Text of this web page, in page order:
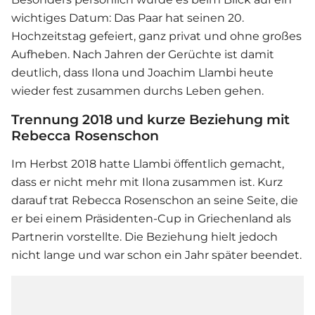
wichtiges Datum: Das Paar hat seinen 20.
Hochzeitstag gefeiert, ganz privat und ohne großes
Aufheben. Nach Jahren der Gerüchte ist damit
deutlich, dass Ilona und Joachim Llambi heute
wieder fest zusammen durchs Leben gehen.
Trennung 2018 und kurze Beziehung mit
Rebecca Rosenschon
Im Herbst 2018 hatte Llambi öffentlich gemacht,
dass er nicht mehr mit Ilona zusammen ist. Kurz
darauf trat Rebecca Rosenschon an seine Seite, die
er bei einem Präsidenten-Cup in Griechenland als
Partnerin vorstellte. Die Beziehung hielt jedoch
nicht lange und war schon ein Jahr später beendet.